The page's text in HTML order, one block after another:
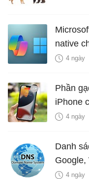
native
năng4 ngày
Phần
iPhone
hiểm?
4 ngày
Danh
Google,
4 ngày